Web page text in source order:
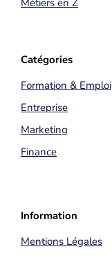
Métiers en Z
Catégories
Formation & Emploi
Entreprise
Marketing
Finance
Information
Mentions Légales